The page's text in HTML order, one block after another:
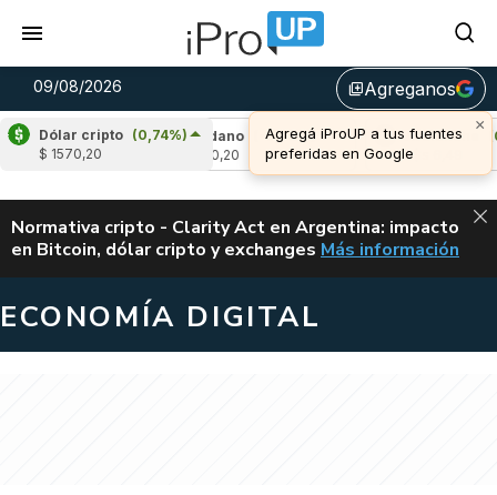
09/08/2026 library_addAgreganos
×
Agregá iProUP a tus fuentes
preferidas en Google
Dólar cripto (0,74%)
$ 1570,20
Cardano
(-0,78%)
Avalanche
u$s 6,49
ALERTA
Normativa cripto - Clarity Act en Argentina: impacto
en Bitcoin, dólar cripto y exchanges CLARITY ACT EN
Más información
ECONOMÍA DIGITAL